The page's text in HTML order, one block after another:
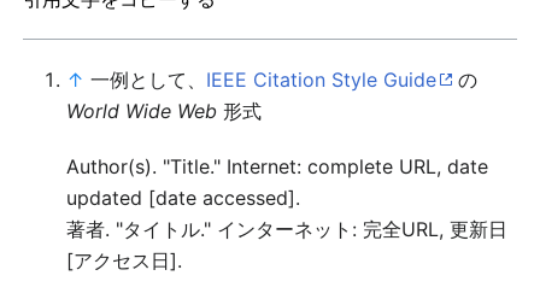
↑ 一例として、 IEEE Citation Style Guide
の
World Wide Web 形式
Author(s). "Title." Internet: complete URL, date
updated [date accessed].
著者. "タイトル." インターネット: 完全URL, 更新日
[アクセス日].